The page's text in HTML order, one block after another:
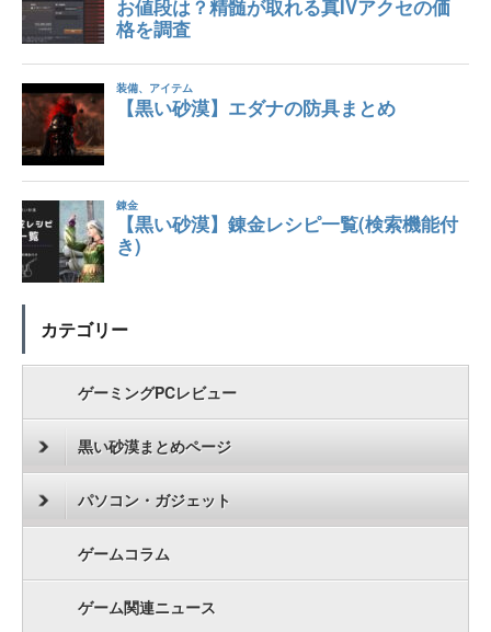
カテゴリー
ゲーミングPCレビュー
黒い砂漠まとめページ
パソコン・ガジェット
ゲームコラム
ゲーム関連ニュース